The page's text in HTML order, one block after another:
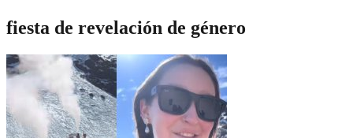
fiesta de revelación de género